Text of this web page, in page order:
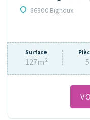
86800 Bignoux
Surface
127m² 5